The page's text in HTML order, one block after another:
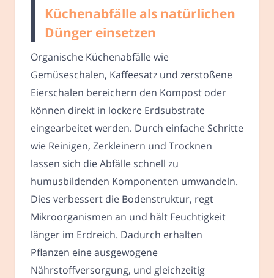
Küchenabfälle als natürlichen
Dünger einsetzen
Organische Küchenabfälle wie
Gemüseschalen, Kaffeesatz und zerstoßene
Eierschalen bereichern den Kompost oder
können direkt in lockere Erdsubstrate
eingearbeitet werden. Durch einfache Schritte
wie Reinigen, Zerkleinern und Trocknen
lassen sich die Abfälle schnell zu
humusbildenden Komponenten umwandeln.
Dies verbessert die Bodenstruktur, regt
Mikroorganismen an und hält Feuchtigkeit
länger im Erdreich. Dadurch erhalten
Pflanzen eine ausgewogene
Nährstoffversorgung, und gleichzeitig